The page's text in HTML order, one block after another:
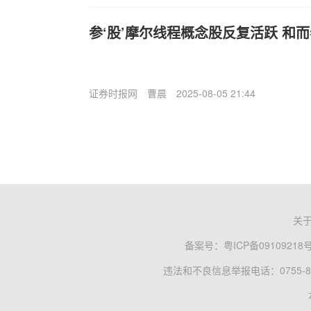
参‘股’摩尔线程概念股反复活跃 和
证券时报网 曹晨 2025-08-05 21:44
关
备案号： 粤ICP备09109218
违法和不良信息举报电话：0755-